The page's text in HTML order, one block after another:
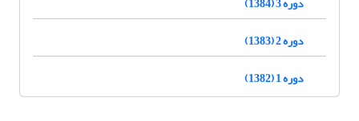
دوره 2 (1383)
دوره 1 (1382)